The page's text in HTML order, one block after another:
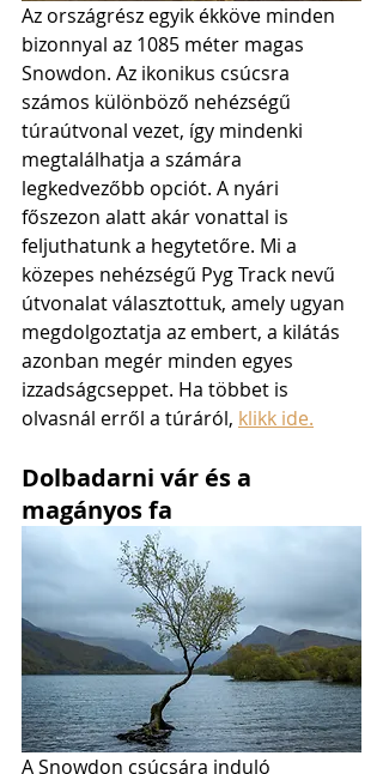
Az országrész egyik ékköve minden
bizonnyal az 1085 méter magas
Snowdon. Az ikonikus csúcsra
számos különböző nehézségű
túraútvonal vezet, így mindenki
megtalálhatja a számára
legkedvezőbb opciót. A nyári
főszezon alatt akár vonattal is
feljuthatunk a hegytetőre. Mi a
közepes nehézségű Pyg Track nevű
útvonalat választottuk, amely ugyan
megdolgoztatja az embert, a kilátás
azonban megér minden egyes
izzadságcseppet. Ha többet is
olvasnál erről a túráról, klikk ide.
Dolbadarni vár és a
magányos fa
A Snowdon csúcsára induló